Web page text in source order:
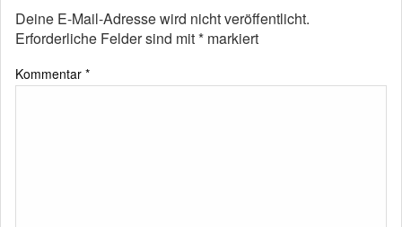
Deine E-Mail-Adresse wird nicht veröffentlicht.
Erforderliche Felder sind mit* markiert
Kommentar *